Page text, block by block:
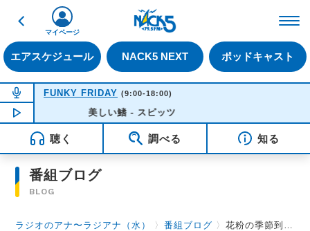
戻る
エアスケジュール NACK5 NEXT ポッドキャスト
マイページ
NOW ON AIR
FUNKY FRIDAY (9:00-18:00)
NOW PLAYING13:57
美しい鰭 - スピッツ
聴く 調べる 知る
番組ブログ
BLOG
ラジオのアナ〜ラジアナ（水） 〉番組ブログ 〉花粉の季節到来！！！！！！